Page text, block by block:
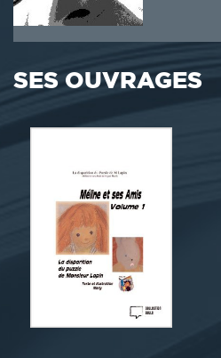
SES OUVRAGES